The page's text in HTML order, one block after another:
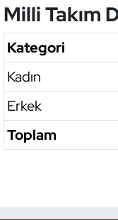
Milli Takım
Kategori
Kadın
Erkek
Toplam
Fitness